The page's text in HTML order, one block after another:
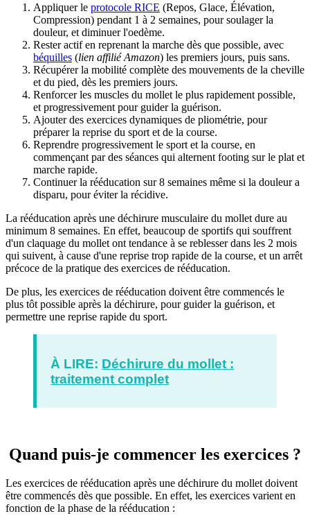
Appliquer le protocole RICE (Repos, Glace, Élévation,
Compression) pendant 1 à 2 semaines, pour soulager la
douleur, et diminuer l'oedème.
Rester actif en reprenant la marche dès que possible, avec
béquilles (lien affilié Amazon) les premiers jours, puis sans.
Récupérer la mobilité complète des mouvements de la cheville
et du pied, dès les premiers jours.
Renforcer les muscles du mollet le plus rapidement possible,
et progressivement pour guider la guérison.
Ajouter des exercices dynamiques de pliométrie, pour
préparer la reprise du sport et de la course.
Reprendre progressivement le sport et la course, en
commençant par des séances qui alternent footing sur le plat et
marche rapide.
Continuer la rééducation sur 8 semaines même si la douleur a
disparu, pour éviter la récidive.
La rééducation après une déchirure musculaire du mollet dure au
minimum 8 semaines. En effet, beaucoup de sportifs qui souffrent
d'un claquage du mollet ont tendance à se reblesser dans les 2 mois
qui suivent, à cause d'une reprise trop rapide de la course, et un arrêt
précoce de la pratique des exercices de rééducation.
De plus, les exercices de rééducation doivent être commencés le
plus tôt possible après la déchirure, pour guider la guérison, et
permettre une reprise rapide du sport.
À LIRE: Déchirure du mollet :
traitement complet
Quand puis-je commencer les exercices ?
Les exercices de rééducation après une déchirure du mollet doivent
être commencés dès que possible. En effet, les exercices varient en
fonction de la phase de la rééducation :